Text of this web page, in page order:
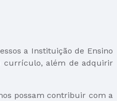
a Instituição de Ensino
currículo, além de adquirir
possam contribuir com a